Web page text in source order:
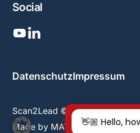
Jetzt
Social
Scan2Lead © 2026 All rights
Made by MATTER & LØUT
DatenschutzImpressum
👋🏼 Hello,